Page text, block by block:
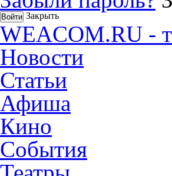
Закрыть
WEACOM.RU -
Новости
Статьи
Афиша
Кино
События